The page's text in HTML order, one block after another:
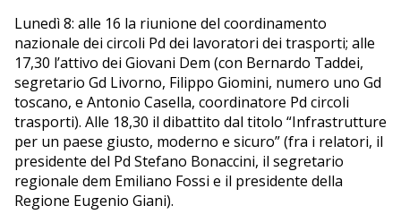
Lunedì 8: alle 16 la riunione del coordinamento
nazionale dei circoli Pd dei lavoratori dei trasporti; alle
17,30 l’attivo dei Giovani Dem (con Bernardo Taddei,
segretario Gd Livorno, Filippo Giomini, numero uno Gd
toscano, e Antonio Casella, coordinatore Pd circoli
trasporti). Alle 18,30 il dibattito dal titolo “Infrastrutture
per un paese giusto, moderno e sicuro” (fra i relatori, il
presidente del Pd Stefano Bonaccini, il segretario
regionale dem Emiliano Fossi e il presidente della
Regione Eugenio Giani).